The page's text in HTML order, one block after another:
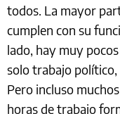
todos. La mayor
cumplen con su
lado, hay muy
solo trabajo político,
Pero incluso
horas de trabajo